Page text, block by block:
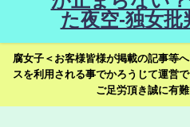
た夜空-独女批
腐女子＜お客様皆様が掲載の記事等
スを利用される事でかろうじて運営
ご足労頂き誠に有難